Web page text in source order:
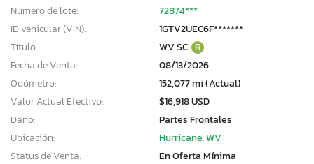
Número de lote:
72874***
ID vehicular (VIN):
1GTV2UEC6F*******
Título:
WV SC R
Fecha de Venta:
08/13/2026
Odómetro:
152,077 mi (Actual)
Valor Actual Efectivo:
$16,918 USD
Daño:
Partes Frontales
Ubicación:
Hurricane, WV
Status de Venta:
En Oferta Mínima